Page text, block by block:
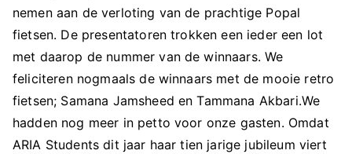
nemen aan de verloting van de prachtige Popal
fietsen. De presentatoren trokken een ieder een lot
met daarop de nummer van de winnaars. We
feliciteren nogmaals de winnaars met de mooie retro
fietsen; Samana Jamsheed en Tammana Akbari.We
hadden nog meer in petto voor onze gasten. Omdat
ARIA Students dit jaar haar tien jarige jubileum viert